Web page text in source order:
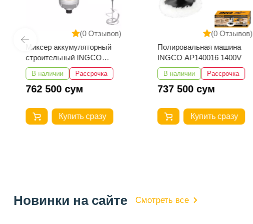
(0 Отзывов)
Миксер аккумуляторный
строительный INGCO
MXLI2001
В наличии Рассрочка
762 500 сум
Купить сразу
(0 Отзывов)
Полировальная машина
INGCO AP140016 1400V
В наличии Рассрочка
737 500 сум
Купить сразу
Новинки на сайте Смотреть все